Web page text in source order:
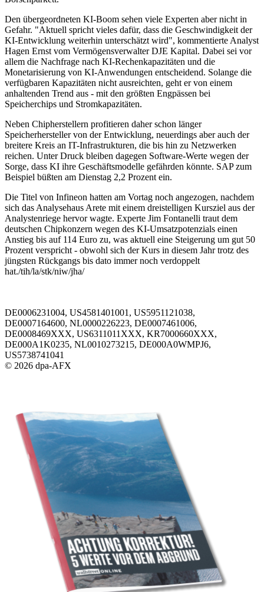
Den übergeordneten KI-Boom sehen viele Experten aber nicht in
Gefahr. "Aktuell spricht vieles dafür, dass die Geschwindigkeit der
KI-Entwicklung weiterhin unterschätzt wird", kommentierte Analyst
Hagen Ernst vom Vermögensverwalter DJE Kapital. Dabei sei vor
allem die Nachfrage nach KI-Rechenkapazitäten und die
Monetarisierung von KI-Anwendungen entscheidend. Solange die
verfügbaren Kapazitäten nicht ausreichten, geht er von einem
anhaltenden Trend aus - mit den größten Engpässen bei
Speicherchips und Stromkapazitäten.
Neben Chipherstellern profitieren daher schon länger
Speicherhersteller von der Entwicklung, neuerdings aber auch der
breitere Kreis an IT-Infrastrukturen, die bis hin zu Netzwerken
reichen. Unter Druck bleiben dagegen Software-Werte wegen der
Sorge, dass KI ihre Geschäftsmodelle gefährden könnte. SAP zum
Beispiel büßten am Dienstag 2,2 Prozent ein.
Die Titel von Infineon hatten am Vortag noch angezogen, nachdem
sich das Analysehaus Arete mit einem dreistelligen Kursziel aus der
Analystenriege hervor wagte. Experte Jim Fontanelli traut dem
deutschen Chipkonzern wegen des KI-Umsatzpotenzials einen
Anstieg bis auf 114 Euro zu, was aktuell eine Steigerung um gut 50
Prozent verspricht - obwohl sich der Kurs in diesem Jahr trotz des
jüngsten Rückgangs bis dato immer noch verdoppelt
hat./tih/la/stk/niw/jha/
DE0006231004, US4581401001, US5951121038,
DE0007164600, NL0000226223, DE0007461006,
DE0008469XXX, US6311011XXX, KR7000660XXX,
DE000A1K0235, NL0010273215, DE000A0WMPJ6,
US5738741041
© 2026 dpa-AFX